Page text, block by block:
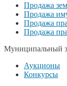
Продажа
Продажа
Продажа
Продажа
Муниципальный
Аукционы
Конкурсы